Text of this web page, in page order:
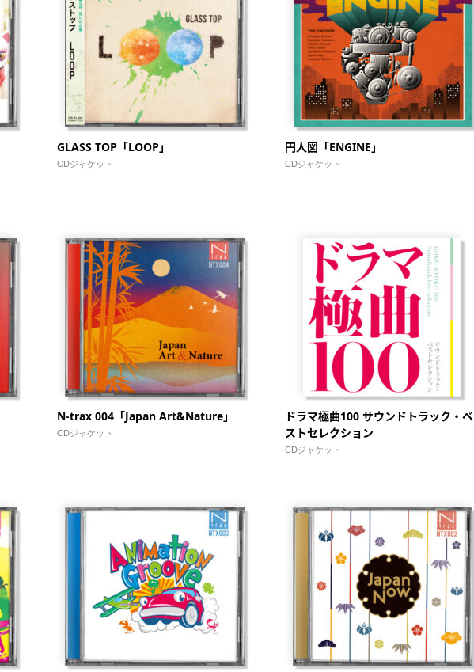
GLASS TOP「LOOP」
CDジャケット
円人図「ENGINE」
CDジャケット
N-trax 004「Japan Art&Nature」
CDジャケット
ドラマ極曲100 サウンドトラック・ベ
ストセレクション
CDジャケット